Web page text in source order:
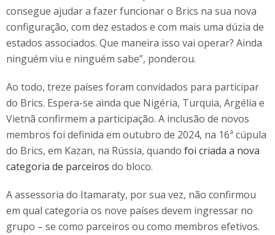
consegue ajudar a fazer funcionar o Brics na sua nova
configuração, com dez estados e com mais uma dúzia de
estados associados. Que maneira isso vai operar? Ainda
ninguém viu e ninguém sabe”, ponderou.
Ao todo, treze países foram convidados para participar
do Brics. Espera-se ainda que Nigéria, Turquia, Argélia e
Vietnã confirmem a participação. A inclusão de novos
membros foi definida em outubro de 2024, na 16ª cúpula
do Brics, em Kazan, na Rússia, quando foi criada a nova
categoria de parceiros do bloco.
A assessoria do Itamaraty, por sua vez, não confirmou
em qual categoria os nove países devem ingressar no
grupo – se como parceiros ou como membros efetivos.